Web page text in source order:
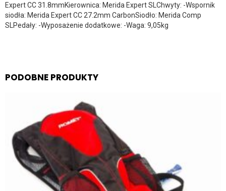
Expert CC 31.8mmKierownica: Merida Expert SLChwyty: -Wspornik
siodła: Merida Expert CC 27.2mm CarbonSiodło: Merida Comp
SLPedały: -Wyposażenie dodatkowe: -Waga: 9,05kg
PODOBNE PRODUKTY